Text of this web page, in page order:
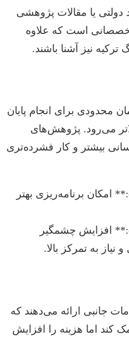
دولتی یا مقالات پژوهشی
است که علاوه
ترکیه نیز آشنا باشند.
محدودی برای انجام پایان
می‌رود. پژوهش‌های
بیشتر و کار فشرده‌تری
(۶-۱۲ ماه):** امکان برنامه‌ریزی بهتر
(۱-۳ ماه):** افزایش چشمگیر
نیاز به تمرکز بالا.
جانبی ارائه می‌دهند که
کند اما هزینه را افزایش